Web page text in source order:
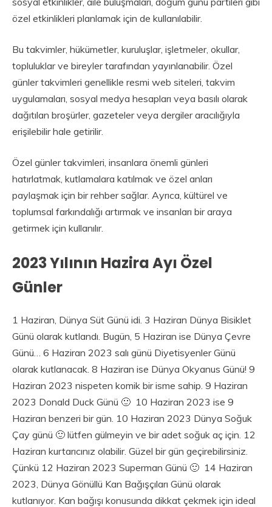
özel etkinlikleri planlamak için de kullanılabilir.
Bu takvimler, hükümetler, kuruluşlar, işletmeler, okullar,
topluluklar ve bireyler tarafından yayınlanabilir. Özel
günler takvimleri genellikle resmi web siteleri, takvim
uygulamaları, sosyal medya hesapları veya basılı olarak
dağıtılan broşürler, gazeteler veya dergiler aracılığıyla
erişilebilir hale getirilir.
Özel günler takvimleri, insanlara önemli günleri
hatırlatmak, kutlamalara katılmak ve özel anları
paylaşmak için bir rehber sağlar. Ayrıca, kültürel ve
toplumsal farkındalığı artırmak ve insanları bir araya
getirmek için kullanılır.
2023 Yılının Hazira Ayı Özel
Günler
1 Haziran, Dünya Süt Günü idi. 3 Haziran Dünya Bisiklet
Günü olarak kutlandı. Bugün, 5 Haziran ise Dünya Çevre
Günü… 6 Haziran 2023 salı günü Diyetisyenler Günü
olarak kutlanacak. 8 Haziran ise Dünya Okyanus Günü! 9
Haziran 2023 nispeten komik bir isme sahip. 9 Haziran
2023 Donald Duck Günü 🙂 10 Haziran 2023 ise 9
Haziran benzeri bir gün. 10 Haziran 2023 Dünya Soğuk
Çay günü 🙂 lütfen gülmeyin ve bir adet soğuk aç için. 12
Haziran kurtarıcınız olabilir. Güzel bir gün geçirebilirsiniz.
Çünkü 12 Haziran 2023 Superman Günü 🙂 14 Haziran
2023, Dünya Gönüllü Kan Bağışçıları Günü olarak
kutlanıyor. Kan bağışı konusunda dikkat çekmek için ideal